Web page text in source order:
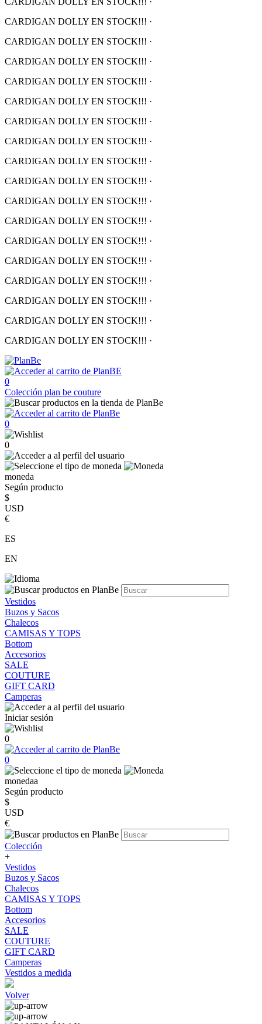
CARDIGAN DOLLY EN STOCK!!! ·
CARDIGAN DOLLY EN STOCK!!! ·
CARDIGAN DOLLY EN STOCK!!! ·
CARDIGAN DOLLY EN STOCK!!! ·
CARDIGAN DOLLY EN STOCK!!! ·
CARDIGAN DOLLY EN STOCK!!! ·
CARDIGAN DOLLY EN STOCK!!! ·
CARDIGAN DOLLY EN STOCK!!! ·
CARDIGAN DOLLY EN STOCK!!! ·
CARDIGAN DOLLY EN STOCK!!! ·
CARDIGAN DOLLY EN STOCK!!! ·
CARDIGAN DOLLY EN STOCK!!! ·
CARDIGAN DOLLY EN STOCK!!! ·
CARDIGAN DOLLY EN STOCK!!! ·
CARDIGAN DOLLY EN STOCK!!! ·
CARDIGAN DOLLY EN STOCK!!! ·
CARDIGAN DOLLY EN STOCK!!! ·
0
Colección plan be couture
0
0
moneda
Según producto
$
USD
€
ES
EN
Vestidos
Buzos y Sacos
Chalecos
CAMISAS Y TOPS
Bottom
Accesorios
SALE
COUTURE
GIFT CARD
Camperas
Iniciar sesión
0
0
monedaa
Según producto
$
USD
€
Colección
+
Vestidos
Buzos y Sacos
Chalecos
CAMISAS Y TOPS
Bottom
Accesorios
SALE
COUTURE
GIFT CARD
Camperas
Vestidos a medida
Volver